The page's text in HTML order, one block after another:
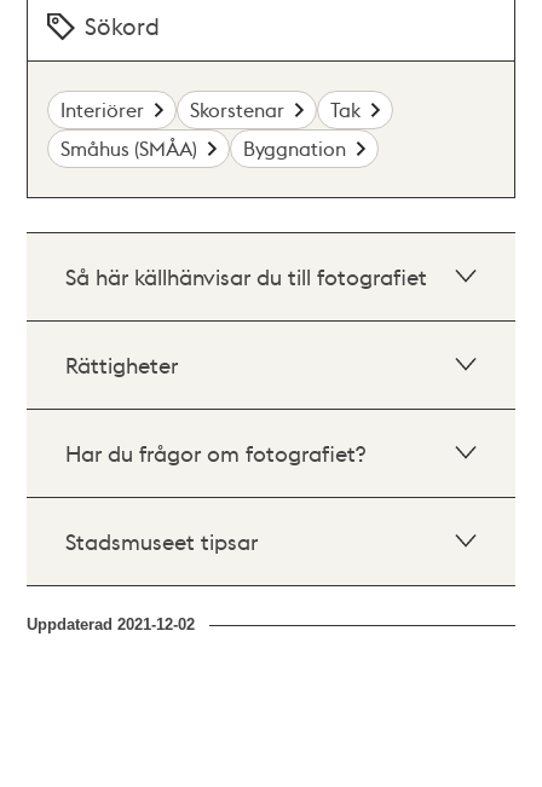
Sökord
Interiörer Skorstenar
Tak
Småhus (SMÅA)
Byggnation
Så här källhänvisar du till fotografiet
Rättigheter
Har du frågor om fotografiet?
Stadsmuseet tipsar
Uppdaterad2021-12-02